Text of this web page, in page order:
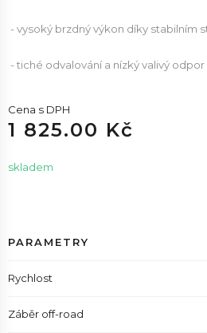
- vysoký brzdný výkon díky stabilním
- tiché odvalování a nízký valivý odpor
Cena s DPH
1 825.00 Kč
skladem
PARAMETRY
Rychlost
Záběr off-road